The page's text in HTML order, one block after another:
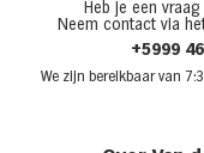
Heb je een
Neem contact via
+5999
We zijn bereikbaar van